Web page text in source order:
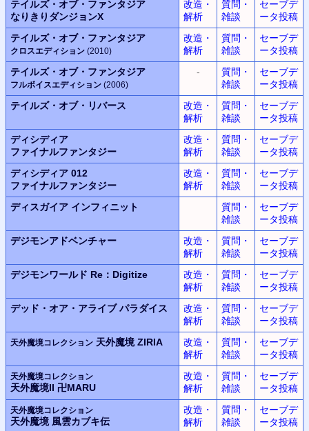
テイルズ・オブ・ファンタジア
なりきりダンジョンX
改造・
解析
質問・
雑談
セーブデ
ータ投稿
テイルズ・オブ・ファンタジア
クロスエディション (2010)
改造・
解析
質問・
雑談
セーブデ
ータ投稿
テイルズ・オブ・ファンタジア
フルボイスエディション (2006)
-
質問・
雑談
セーブデ
ータ投稿
テイルズ・オブ・リバース
改造・
解析
質問・
雑談
セーブデ
ータ投稿
ディシディア
ファイナルファンタジー
改造・
解析
質問・
雑談
セーブデ
ータ投稿
ディシディア 012
ファイナルファンタジー
改造・
解析
質問・
雑談
セーブデ
ータ投稿
ディスガイア インフィニット
質問・
雑談
セーブデ
ータ投稿
デジモンアドベンチャー
改造・
解析
質問・
雑談
セーブデ
ータ投稿
デジモンワールド Re：Digitize
改造・
解析
質問・
雑談
セーブデ
ータ投稿
デッド・オア・アライブパラダイス
改造・
解析
質問・
雑談
セーブデ
ータ投稿
天外魔境コレクション 天外魔境 ZIRIA
改造・
解析
質問・
雑談
セーブデ
ータ投稿
天外魔境コレクション
天外魔境II 卍MARU
改造・
解析
質問・
雑談
セーブデ
ータ投稿
天外魔境コレクション
天外魔境 風雲カブキ伝
改造・
解析
質問・
雑談
セーブデ
ータ投稿